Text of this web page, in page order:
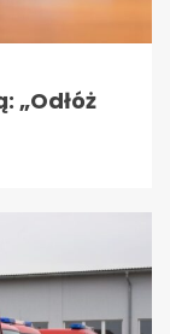
„Odłóż